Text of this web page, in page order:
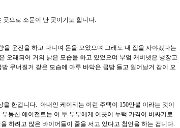
으로 소문이 난 곳이기도 합니다.
운전을 하고 다니며 돈을 모았으며 그래도 내 집을 사야겠다는
오래되어 거의 낡은 모습을 하고 있었으며 부엌 캐비넷은 냉장고
무너질거 같은 모습에 마루 바닥은 금방 들고 일어날거 같이 오
한겁니다. 아내인 케이티는 이런 주택이 150만불 이라는 것이
동산 에이전트는 이 두 부부에게 이곳이 누택 가격이 비싸기로
하려고 많은 바이어들이 줄을 서고 있다고 첨언을 하는 겁니다.